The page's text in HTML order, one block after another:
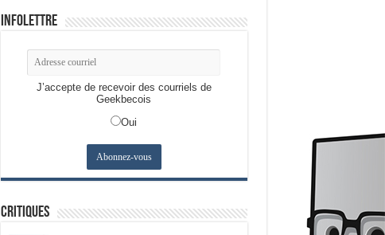
Infolettre
J’accepte de recevoir des courriels de
Geekbecois
Oui
Critiques